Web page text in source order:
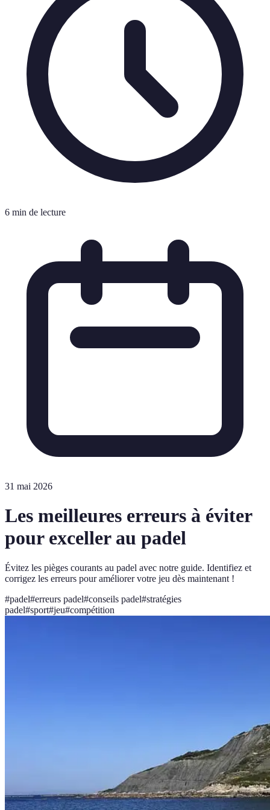
6 min de lecture
31 mai 2026
Les meilleures erreurs à éviter
pour exceller au padel
Évitez les pièges courants au padel avec notre guide. Identifiez et
corrigez les erreurs pour améliorer votre jeu dès maintenant !
#padel#erreurs padel#conseils padel#stratégies
padel#sport#jeu#compétition